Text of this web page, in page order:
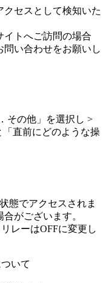
クセスとして検知いた
イトへご訪問の場合
い合わせをお願いし
その他」を選択し >
直前にどのような操
態でアクセスされま
がございます。
レーはOFFに変更し
いて